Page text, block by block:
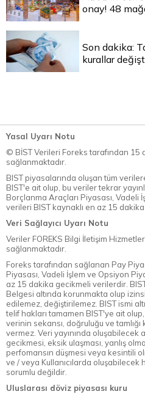
onay! 48
Son dakika:
kurallar
Yasal Uyarı Notu
© BİST Verileri Foreks tarafından 15
sağlanmaktadır.
BIST piyasalarında oluşan tüm
BIST'e ait olup, bu veriler tekrar
Borçlanma Araçları Piyasası, Vadeli
verileri BIST kaynaklı en az 15
Veri Sağlayıcı Uyarı Notu
Veriler FOREKS Bilgi İletişim
sağlanmaktadır.
Foreks tarafından sağlanan Pay
Piyasası, Vadeli İşlem ve Opsiyon
az 15 dakika gecikmeli verilerdir.
Belgesi altında korunmakta olup
edilemez, değiştirilemez. BIST ismi
telif hakları tamamen BIST'ye ait
verinin sekansı, doğruluğu ve
vermez. Veri yayınında oluşabilecek
gecikmesi, eksik ulaşması, yanlış
perfomansın düşmesi veya kesintili
ve / veya Kullanıcılarda
sorumlu değildir.
Uluslarası döviz piyasası kuru